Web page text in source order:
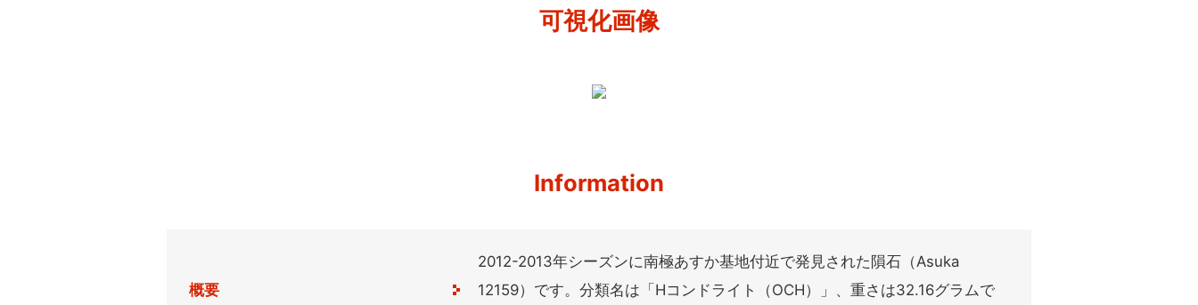
可視化画像
Information
概要
2012-2013年シーズンに南極あすか基地付近で発見された隕石（Asuka
12159）です。分類名は「Hコンドライト（OCH）」、重さは32.16グラムで